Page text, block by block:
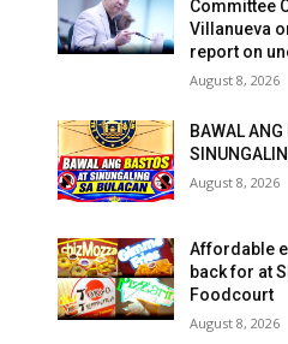
Committee
Villanueva
report on
August 8, 2026
BAWAL
August 8, 2026
Affordable
back for at
Foodcourt
August 8, 2026